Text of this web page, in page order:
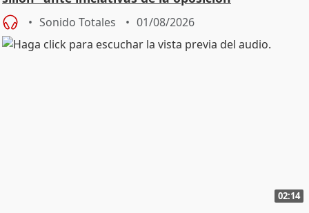
Sonido Totales 01/08/2026
02:14